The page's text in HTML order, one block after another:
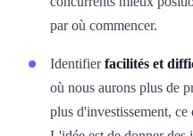
par où commencer.
Identifierfacilités et
où nous aurons plus de
plus d'investissement,